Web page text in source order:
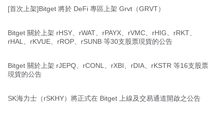
[首次上架]Bitget 將於 DeFi 專區上架 Grvt（GRVT）
Bitget 關於上架 rHSY、rWAT、rPAYX、rVMC、rHIG、rRKT、
rHAL、rKVUE、rROP、rSUNB 等30支股票現貨的公告
Bitget 關於上架 rJEPQ、rCONL、rXBI、rDIA、rKSTR 等16支股票
現貨的公告
SK海力士（rSKHY）將正式在 Bitget 上線及交易通道開啟之公告